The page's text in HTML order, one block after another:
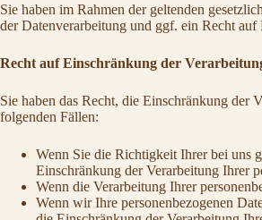
Sie haben im Rahmen der geltenden
der Datenverarbeitung und ggf. ein Recht
Recht auf Einschränkung der
Sie haben das Recht, die Einschränkung der
folgenden Fällen:
Wenn Sie die Richtigkeit Ihrer bei uns
Einschränkung der Verarbeitung Ihrer
Wenn die Verarbeitung Ihrer
Wenn wir Ihre personenbezogenen